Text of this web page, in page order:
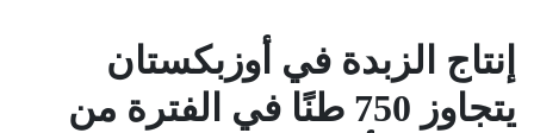
إنتاج الزبدة في أوزبكستان
يتجاوز 750 طنًا في الفترة من